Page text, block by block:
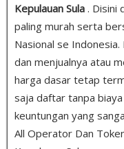
Kepulauan Sula . Disini
paling murah serta
Nasional se Indonesia.
dan menjualnya atau
harga dasar tetap
saja daftar tanpa
keuntungan yang
All Operator Dan